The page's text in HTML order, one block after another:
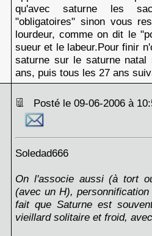
qu'avec saturne les
"obligatoires" sinon vous
lourdeur, comme on dit le
sueur et le labeur.Pour finir
saturne sur le saturne natal
ans, puis tous les 27 ans
Posté le 09-06-2006 à
Soledad666
On l'associe aussi (à tort
(avec un H),
fait que Saturne est
vieillard solitaire et froid,